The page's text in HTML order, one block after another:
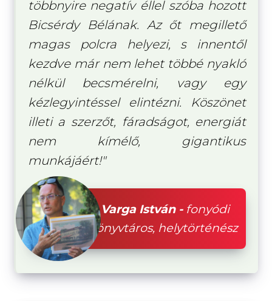
többnyire negatív éllel szóba hozott
Bicsérdy Bélának. Az őt megillető
magas polcra helyezi, s innentől
kezdve már nem lehet többé nyakló
nélkül becsmérelni, vagy egy
kézlegyintéssel elintézni. Köszönet
illeti a szerzőt, fáradságot, energiát
nem kímélő, gigantikus
munkájáért!"
Varga István - fonyódi
könyvtáros, helytörténész